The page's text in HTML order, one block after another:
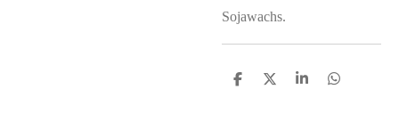
Sojawachs.
T
T
T
T